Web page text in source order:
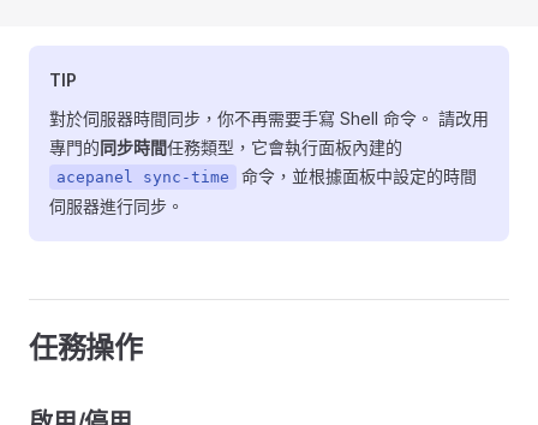
TIP
對於伺服器時間同步，你不再需要手寫 Shell 命令。 請改用
專門的同步時間任務類型，它會執行面板內建的
acepanel sync-time
命令，並根據面板中設定的時間
伺服器進行同步。
任務操作